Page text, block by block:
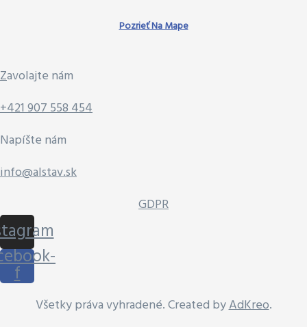
Pozrieť Na Mape
Zavolajte nám
+421 907 558 454
Napíšte nám
info@alstav.sk
GDPR
f
Všetky práva vyhradené. Created byAdKreo.